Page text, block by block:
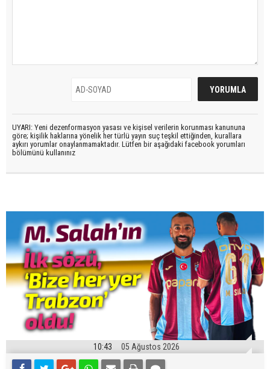
UYARI: Yeni dezenformasyon yasası ve kişisel verilerin korunması kanununa
göre; kişilik haklarına yönelik her türlü yayın suç teşkil ettiğinden, kurallara
aykırı yorumlar onaylanmamaktadır. Lütfen bir aşağıdaki facebook yorumları
bölümünü kullanınız
10:43 05 Ağustos 2026